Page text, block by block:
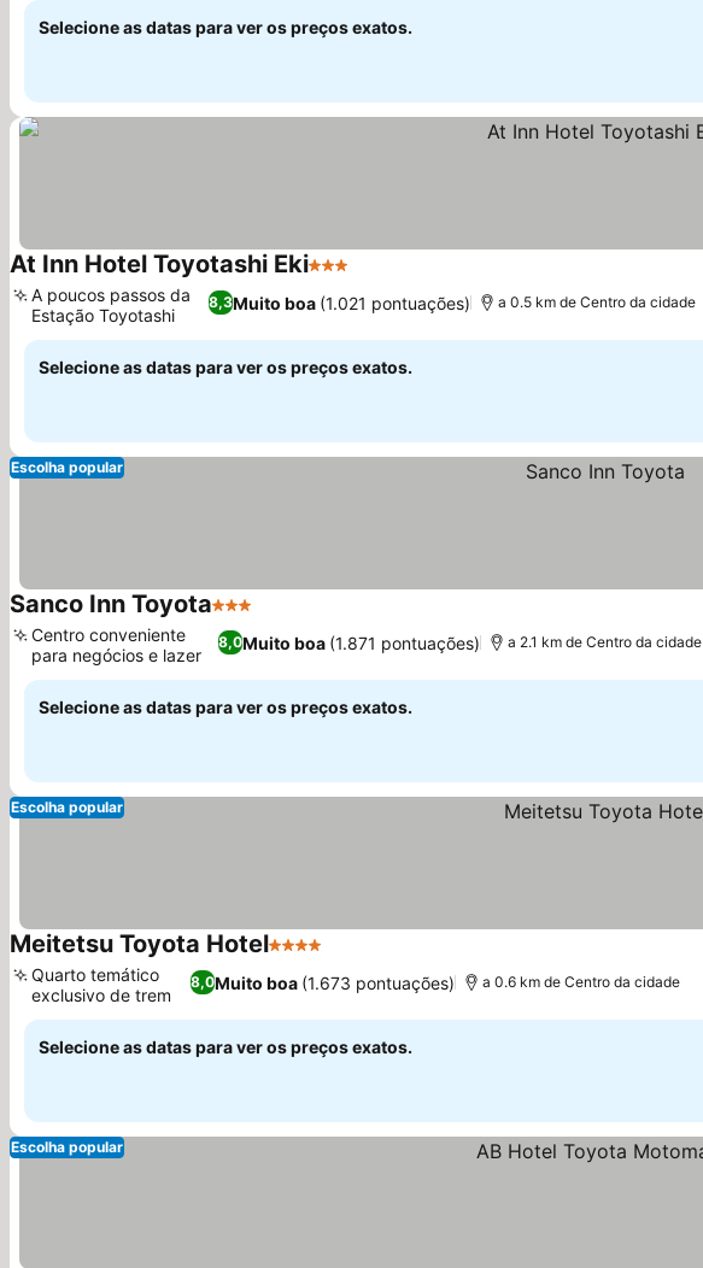
Selecione as datas para ver os preços exatos.
At Inn Hotel Toyotashi Eki3 Estrelas
8,3Muito boa (1.021 pontuações)
A poucos passos da
Estação Toyotashi
a 0.5 km de Centro da cidade
Selecione as datas para ver os preços exatos.
Escolha popular
Sanco Inn Toyota3 Estrelas
8,0Muito boa (1.871 pontuações)
Centro conveniente
para negócios e lazer
a 2.1 km de Centro da cidade
Selecione as datas para ver os preços exatos.
Escolha popular
Meitetsu Toyota Hotel4 Estrelas
8,0Muito boa (1.673 pontuações)
Quarto temático
exclusivo de trem
a 0.6 km de Centro da cidade
Selecione as datas para ver os preços exatos.
Escolha popular